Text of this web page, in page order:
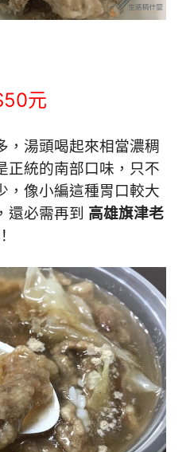
元
，湯頭喝起來相當濃稠
正統的南部口味，只不
，像小編這種胃口較大
還必需再到 高雄旗津老